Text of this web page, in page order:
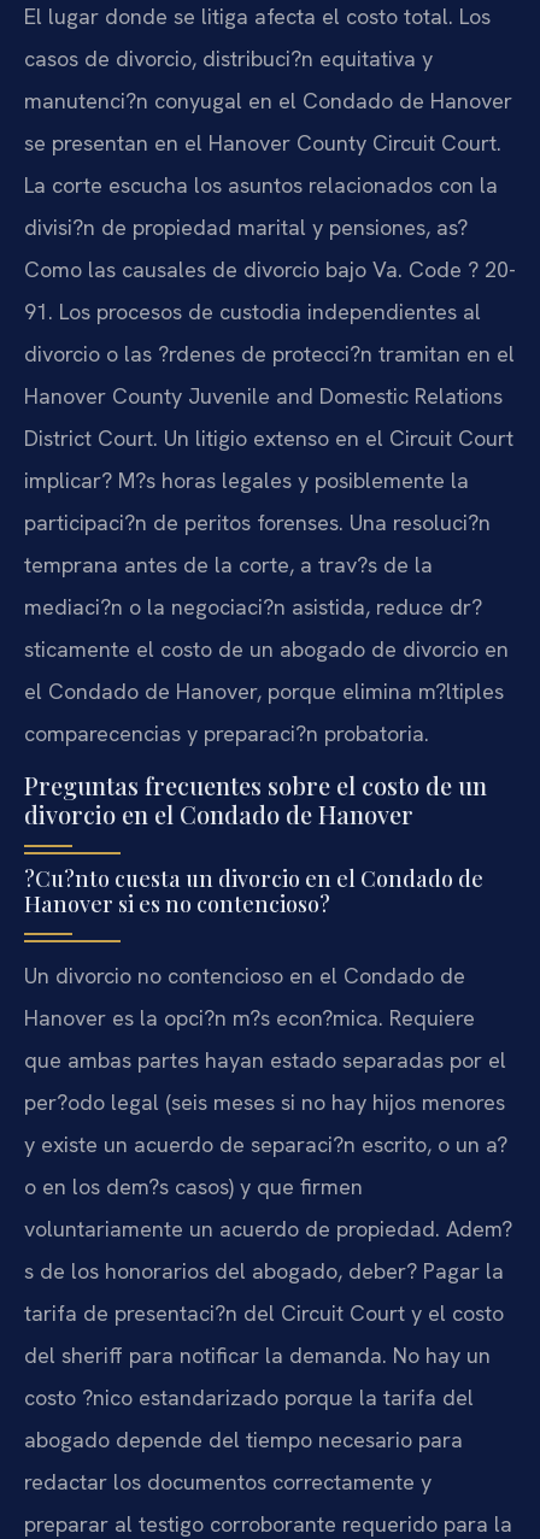
El lugar donde se litiga afecta el costo total. Los
casos de divorcio, distribuci?n equitativa y
manutenci?n conyugal en el Condado de Hanover
se presentan en el Hanover County Circuit Court.
La corte escucha los asuntos relacionados con la
divisi?n de propiedad marital y pensiones, as?
Como las causales de divorcio bajo Va. Code ? 20-
91. Los procesos de custodia independientes al
divorcio o las ?rdenes de protecci?n tramitan en el
Hanover County Juvenile and Domestic Relations
District Court. Un litigio extenso en el Circuit Court
implicar? M?s horas legales y posiblemente la
participaci?n de peritos forenses. Una resoluci?n
temprana antes de la corte, a trav?s de la
mediaci?n o la negociaci?n asistida, reduce dr?
sticamente el costo de un abogado de divorcio en
el Condado de Hanover, porque elimina m?ltiples
comparecencias y preparaci?n probatoria.
Preguntas frecuentes sobre el costo de un
divorcio en el Condado de Hanover
?Cu?nto cuesta un divorcio en el Condado de
Hanover si es no contencioso?
Un divorcio no contencioso en el Condado de
Hanover es la opci?n m?s econ?mica. Requiere
que ambas partes hayan estado separadas por el
per?odo legal (seis meses si no hay hijos menores
y existe un acuerdo de separaci?n escrito, o un a?
o en los dem?s casos) y que firmen
voluntariamente un acuerdo de propiedad. Adem?
s de los honorarios del abogado, deber? Pagar la
tarifa de presentaci?n del Circuit Court y el costo
del sheriff para notificar la demanda. No hay un
costo ?nico estandarizado porque la tarifa del
abogado depende del tiempo necesario para
redactar los documentos correctamente y
preparar al testigo corroborante requerido para la